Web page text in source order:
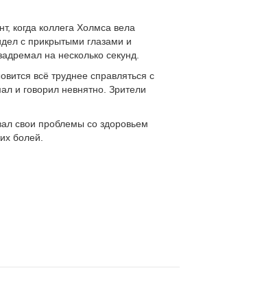
когда коллега Холмса вела
с прикрытыми глазами и
на несколько секунд.
всё труднее справляться с
и говорил невнятно. Зрители
свои проблемы со здоровьем
болей.